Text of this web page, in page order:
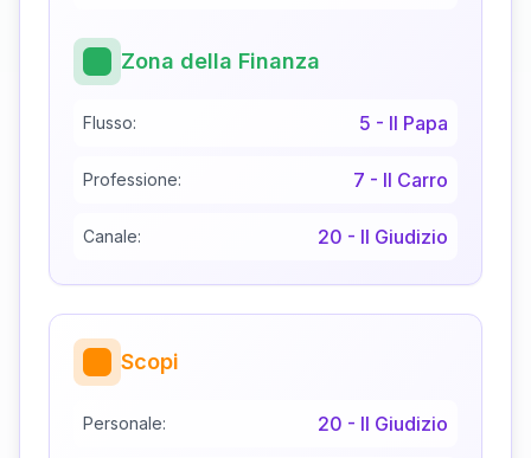
Zona della Finanza
Flusso: 5 - Il Papa
Professione: 7 - Il Carro
Canale: 20 - Il Giudizio
Scopi
Personale: 20 - Il Giudizio